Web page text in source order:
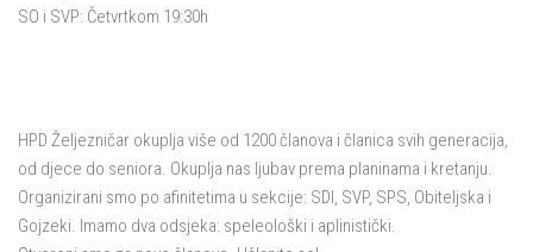
SO i SVP: Četvrtkom 19:30h
HPD Željezničar okuplja više od 1200 članova i članica svih generacija,
od djece do seniora. Okuplja nas ljubav prema planinama i kretanju.
Organizirani smo po afinitetima u sekcije: SDI, SVP, SPS, Obiteljska i
Gojzeki. Imamo dva odsjeka: speleološki i aplinistički.